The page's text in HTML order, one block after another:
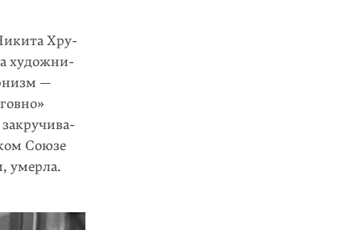
Никита Хру­
художни­
—
закручива­
Союзе
умерла.